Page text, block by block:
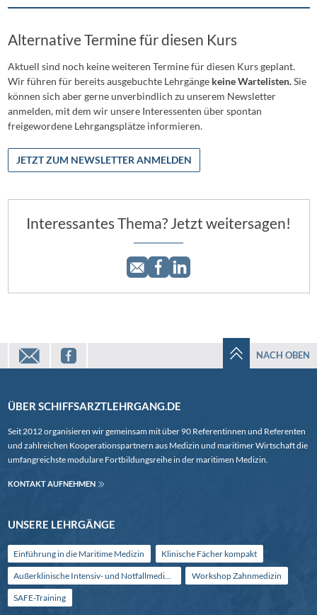
Alternative Termine für diesen Kurs
Aktuell sind noch keine weiteren Termine für diesen Kurs geplant.
Wir führen für bereits ausgebuchte Lehrgänge keine Wartelisten.Sie
können sich aber gerne unverbindlich zu unserem Newsletter
anmelden, mit dem wir unsere Interessenten über spontan
freigewordene Lehrgangsplätze informieren.
JETZT ZUM NEWSLETTER ANMELDEN
Interessantes Thema? Jetzt weitersagen!
mail facebook NACH OBEN
ÜBER SCHIFFSARZTLEHRGANG.DE
Seit 2012 organisieren wir gemeinsam mit über 90 Referentinnen und Referenten
und zahlreichen Kooperationspartnern aus Medizin und maritimer Wirtschaft die
umfangreichste modulare Fortbildungsreihe in der maritimen Medizin.
KONTAKT AUFNEHMEN
UNSERE LEHRGÄNGE
Einführung in die Maritime Medizin Klinische Fächer kompakt
Workshop Zahnmedizin
SAFE-Training